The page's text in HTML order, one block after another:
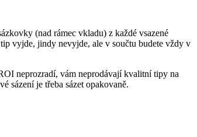
(nad rámec vkladu) z každé vsazené
vyjde, jindy nevyjde, ale v součtu budete vždy v
neprozradí, vám neprodávají kvalitní tipy na
sázení je třeba sázet opakovaně.